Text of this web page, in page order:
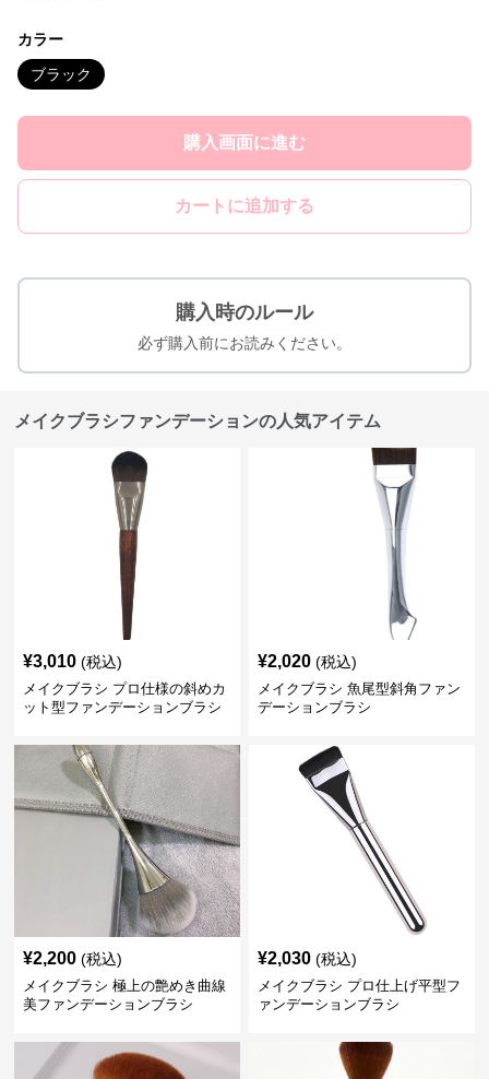
カラー
ブラック
購入画面に進む
カートに追加する
購入時のルール
必ず購入前にお読みください。
メイクブラシファンデーションの人気アイテム
¥3,010 (税込)
メイクブラシ プロ仕様の斜めカ
ット型ファンデーションブラシ
¥2,020 (税込)
メイクブラシ 魚尾型斜角ファン
デーションブラシ
¥2,200 (税込)
メイクブラシ 極上の艶めき曲線
美ファンデーションブラシ
¥2,030 (税込)
メイクブラシ プロ仕上げ平型フ
ァンデーションブラシ